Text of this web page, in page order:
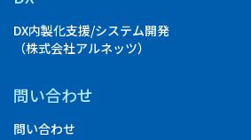
DX内製化支援/システム開発
（株式会社アルネッツ）
問い合わせ
問い合わせ